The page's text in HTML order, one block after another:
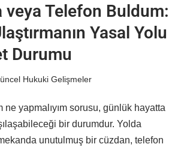
veya Telefon Buldum:
Yasal Yolu
Durumu
Hukuki Gelişmeler
ne yapmalıyım sorusu, günlük hayatta
bir durumdur. Yolda
unutulmuş bir cüzdan, telefon